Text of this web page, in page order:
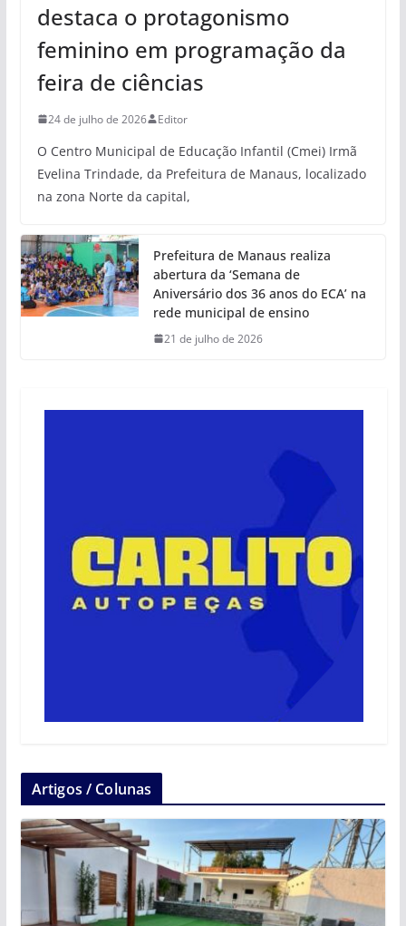
destaca o protagonismo
feminino em programação da
feira de ciências
24 de julho de 2026 Editor
O Centro Municipal de Educação Infantil (Cmei) Irmã
Evelina Trindade, da Prefeitura de Manaus, localizado
na zona Norte da capital,
Prefeitura de Manaus realiza
abertura da ‘Semana de
Aniversário dos 36 anos do ECA’ na
rede municipal de ensino
21 de julho de 2026
Artigos / Colunas